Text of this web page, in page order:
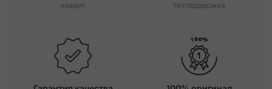
кредит
техподдержка